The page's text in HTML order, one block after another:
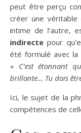
peut être perçu
créer une véritable
intime de l’autre,
indirecte pour
été formulé avec la
« C’est étonnant
brillante… Tu dois
Ici, le sujet de la
compétences de